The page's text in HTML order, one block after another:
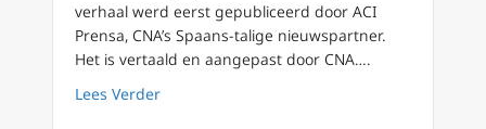
verhaal werd eerst gepubliceerd door ACI
Prensa, CNA’s Spaans-talige nieuwspartner.
Het is vertaald en aangepast door CNA….
Lees Verderabout Paus Leo XIV veroordeelt